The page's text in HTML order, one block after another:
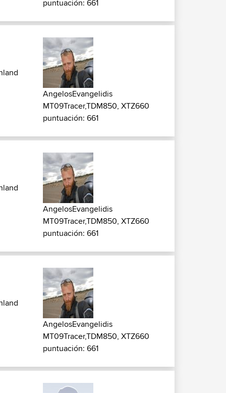
puntuación: 661
AngelosEvangelidis
MT09Tracer,TDM850, XTZ660
puntuación: 661
AngelosEvangelidis
MT09Tracer,TDM850, XTZ660
puntuación: 661
AngelosEvangelidis
MT09Tracer,TDM850, XTZ660
puntuación: 661